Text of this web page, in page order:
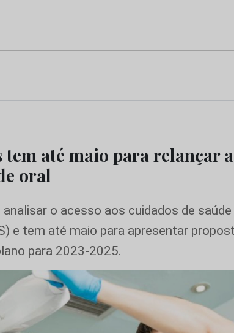
até maio para relançar
oral
o acesso aos cuidados de
e tem até maio para apresentar
para 2023-2025.